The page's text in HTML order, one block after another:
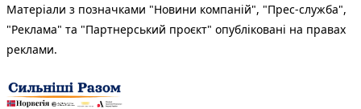
Матеріали з позначками "Новини компаній", "Прес-служба",
"Реклама" та "Партнерський проєкт" опубліковані на правах
реклами.